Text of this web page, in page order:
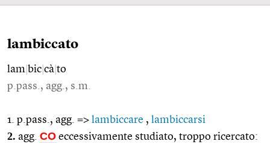
lambiccato
lam bic cà to
p.pass., agg., s.m.
1. p.pass., agg. => lambiccare , lambiccarsi
2. agg. CO eccessivamente studiato, troppo ricercato: